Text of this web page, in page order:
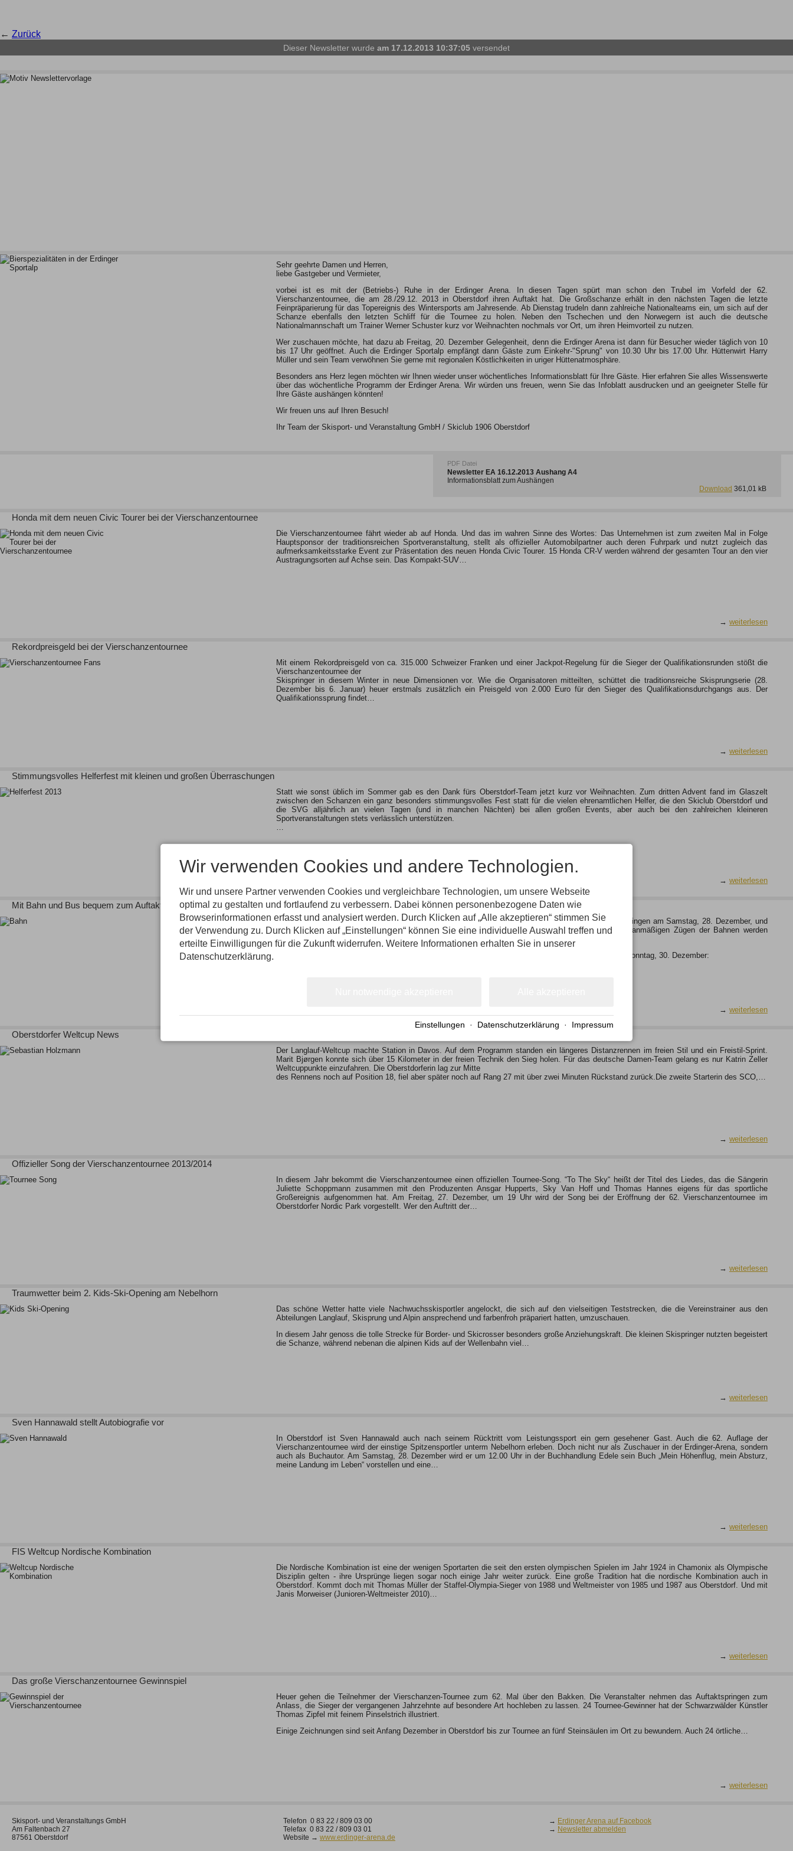
← Zurück
Dieser Newsletter wurde am 17.12.2013 10:37:05 versendet
Sehr geehrte Damen und Herren,
liebe Gastgeber und Vermieter,
vorbei ist es mit der (Betriebs-) Ruhe in der Erdinger Arena. In diesen Tagen spürt man schon den Trubel im Vorfeld der 62.
Vierschanzentournee, die am 28./29.12. 2013 in Oberstdorf ihren Auftakt hat. Die Großschanze erhält in den nächsten Tagen die letzte
Feinpräparierung für das Topereignis des Wintersports am Jahresende. Ab Dienstag trudeln dann zahlreiche Nationalteams ein, um sich auf der
Schanze ebenfalls den letzten Schliff für die Tournee zu holen. Neben den Tschechen und den Norwegern ist auch die deutsche
Nationalmannschaft um Trainer Werner Schuster kurz vor Weihnachten nochmals vor Ort, um ihren Heimvorteil zu nutzen.
Wer zuschauen möchte, hat dazu ab Freitag, 20. Dezember Gelegenheit, denn die Erdinger Arena ist dann für Besucher wieder täglich von 10
bis 17 Uhr geöffnet. Auch die Erdinger Sportalp empfängt dann Gäste zum Einkehr-"Sprung" von 10.30 Uhr bis 17.00 Uhr. Hüttenwirt Harry
Müller und sein Team verwöhnen Sie gerne mit regionalen Köstlichkeiten in uriger Hüttenatmosphäre.
Besonders ans Herz legen möchten wir Ihnen wieder unser wöchentliches Informationsblatt für Ihre Gäste. Hier erfahren Sie alles Wissenswerte
über das wöchentliche Programm der Erdinger Arena. Wir würden uns freuen, wenn Sie das Infoblatt ausdrucken und an geeigneter Stelle für
Ihre Gäste aushängen könnten!
Wir freuen uns auf Ihren Besuch!
Ihr Team der Skisport- und Veranstaltung GmbH / Skiclub 1906 Oberstdorf
PDF Datei
Newsletter EA 16.12.2013 Aushang A4
Informationsblatt zum Aushängen
Download 361,01 kB
Honda mit dem neuen Civic Tourer bei der Vierschanzentournee
Die Vierschanzentournee fährt wieder ab auf Honda. Und das im wahren Sinne des Wortes: Das Unternehmen ist zum zweiten Mal in Folge
Hauptsponsor der traditionsreichen Sportveranstaltung, stellt als offizieller Automobilpartner auch deren Fuhrpark und nutzt zugleich das
aufmerksamkeitsstarke Event zur Präsentation des neuen Honda Civic Tourer. 15 Honda CR-V werden während der gesamten Tour an den vier
Austragungsorten auf Achse sein. Das Kompakt-SUV…
→ weiterlesen
Rekordpreisgeld bei der Vierschanzentournee
Mit einem Rekordpreisgeld von ca. 315.000 Schweizer Franken und einer Jackpot-Regelung für die Sieger der Qualifikationsrunden stößt die
Vierschanzentournee der
Skispringer in diesem Winter in neue Dimensionen vor. Wie die Organisatoren mitteilten, schüttet die traditionsreiche Skisprungserie (28.
Dezember bis 6. Januar) heuer erstmals zusätzlich ein Preisgeld von 2.000 Euro für den Sieger des Qualifikationsdurchgangs aus. Der
Qualifikationssprung findet…
→ weiterlesen
Stimmungsvolles Helferfest mit kleinen und großen Überraschungen
Statt wie sonst üblich im Sommer gab es den Dank fürs Oberstdorf-Team jetzt kurz vor Weihnachten. Zum dritten Advent fand im Glaszelt
zwischen den Schanzen ein ganz besonders stimmungsvolles Fest statt für die vielen ehrenamtlichen Helfer, die den Skiclub Oberstdorf und
die SVG alljährlich an vielen Tagen (und in manchen Nächten) bei allen großen Events, aber auch bei den zahlreichen kleineren
Sportveranstaltungen stets verlässlich unterstützen.
…
→ weiterlesen
Mit Bahn und Bus bequem zum Auftaktspringen der Vierschanzentournee nach Oberstdorf
Für eine bequeme und stressfreie Fahrt zur Auftaktveranstaltung der Vier-Schanzen-Tournee im Skispringen am Samstag, 28. Dezember, und
Sonntag, 29. Dezember, in Oberstdorf bieten sich Busse und Bahnen an. Zusätzlich zu den fahrplanmäßigen Zügen der Bahnen werden
Sonderzüge eingesetzt und das Platzangebot erhöht.
Die wichtigsten Zugverbindungen für die Besucher des Skispringens am Samstag, 29. Dezember, und Sonntag, 30. Dezember:
→ weiterlesen
Oberstdorfer Weltcup News
Der Langlauf-Weltcup machte Station in Davos. Auf dem Programm standen ein längeres Distanzrennen im freien Stil und ein Freistil-Sprint.
Marit Bjørgen konnte sich über 15 Kilometer in der freien Technik den Sieg holen. Für das deutsche Damen-Team gelang es nur Katrin Zeller
Weltcuppunkte einzufahren. Die Oberstdorferin lag zur Mitte
des Rennens noch auf Position 18, fiel aber später noch auf Rang 27 mit über zwei Minuten Rückstand zurück.Die zweite Starterin des SCO,…
→ weiterlesen
Offizieller Song der Vierschanzentournee 2013/2014
In diesem Jahr bekommt die Vierschanzentournee einen offiziellen Tournee-Song. “To The Sky“ heißt der Titel des Liedes, das die Sängerin
Juliette Schoppmann zusammen mit den Produzenten Ansgar Hupperts, Sky Van Hoff und Thomas Hannes eigens für das sportliche
Großereignis aufgenommen hat. Am Freitag, 27. Dezember, um 19 Uhr wird der Song bei der Eröffnung der 62. Vierschanzentournee im
Oberstdorfer Nordic Park vorgestellt. Wer den Auftritt der…
→ weiterlesen
Traumwetter beim 2. Kids-Ski-Opening am Nebelhorn
Das schöne Wetter hatte viele Nachwuchsskisportler angelockt, die sich auf den vielseitigen Teststrecken, die die Vereinstrainer aus den
Abteilungen Langlauf, Skisprung und Alpin ansprechend und farbenfroh präpariert hatten, umzuschauen.
In diesem Jahr genoss die tolle Strecke für Border- und Skicrosser besonders große Anziehungskraft. Die kleinen Skispringer nutzten begeistert
die Schanze, während nebenan die alpinen Kids auf der Wellenbahn viel…
→ weiterlesen
Sven Hannawald stellt Autobiografie vor
In Oberstdorf ist Sven Hannawald auch nach seinem Rücktritt vom Leistungssport ein gern gesehener Gast. Auch die 62. Auflage der
Vierschanzentournee wird der einstige Spitzensportler unterm Nebelhorn erleben. Doch nicht nur als Zuschauer in der Erdinger-Arena, sondern
auch als Buchautor. Am Samstag, 28. Dezember wird er um 12.00 Uhr in der Buchhandlung Edele sein Buch „Mein Höhenflug, mein Absturz,
meine Landung im Leben“ vorstellen und eine…
→ weiterlesen
FIS Weltcup Nordische Kombination
Die Nordische Kombination ist eine der wenigen Sportarten die seit den ersten olympischen Spielen im Jahr 1924 in Chamonix als Olympische
Disziplin gelten - ihre Ursprünge liegen sogar noch einige Jahr weiter zurück. Eine große Tradition hat die nordische Kombination auch in
Oberstdorf. Kommt doch mit Thomas Müller der Staffel-Olympia-Sieger von 1988 und Weltmeister von 1985 und 1987 aus Oberstdorf. Und mit
Janis Morweiser (Junioren-Weltmeister 2010)…
→ weiterlesen
Das große Vierschanzentournee Gewinnspiel
Heuer gehen die Teilnehmer der Vierschanzen-Tournee zum 62. Mal über den Bakken. Die Veranstalter nehmen das Auftaktspringen zum
Anlass, die Sieger der vergangenen Jahrzehnte auf besondere Art hochleben zu lassen. 24 Tournee-Gewinner hat der Schwarzwälder Künstler
Thomas Zipfel mit feinem Pinselstrich illustriert.
Einige Zeichnungen sind seit Anfang Dezember in Oberstdorf bis zur Tournee an fünf Steinsäulen im Ort zu bewundern. Auch 24 örtliche…
→ weiterlesen
Skisport- und Veranstaltungs GmbH
Am Faltenbach 27
87561 Oberstdorf
Telefon 0 83 22 / 809 03 00
Telefax 0 83 22 / 809 03 01
Website → www.erdinger-arena.de
→ Erdinger Arena auf Facebook
→ Newsletter abmelden
Wir verwenden Cookies und andere Technologien.
Wir und unsere Partner verwenden Cookies und vergleichbare Technologien, um unsere Webseite
optimal zu gestalten und fortlaufend zu verbessern. Dabei können personenbezogene Daten wie
Browserinformationen erfasst und analysiert werden. Durch Klicken auf „Alle akzeptieren“ stimmen Sie
der Verwendung zu. Durch Klicken auf „Einstellungen“ können Sie eine individuelle Auswahl treffen und
erteilte Einwilligungen für die Zukunft widerrufen. Weitere Informationen erhalten Sie in unserer
Datenschutzerklärung.
Einstellungen · Datenschutzerklärung · Impressum